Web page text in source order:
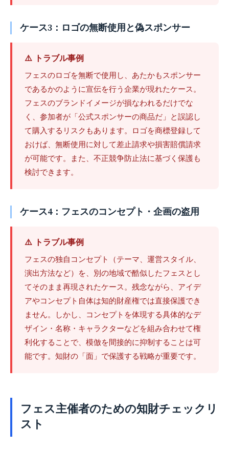
ケース3：ロゴの無断使用と偽スポンサー
⚠️ トラブル事例
フェスのロゴを無断で使用し、あたかもスポンサー
であるかのように宣伝を行う企業が現れたケース。
フェスのブランドイメージが損なわれるだけでな
く、参加者が「公式スポンサーの商品だ」と誤認し
て購入するリスクもあります。ロゴを商標登録して
おけば、無断使用に対して差止請求や損害賠償請求
が可能です。また、不正競争防止法に基づく保護も
検討できます。
ケース4：フェスのコンセプト・企画の盗用
⚠️ トラブル事例
フェスの独自コンセプト（テーマ、運営スタイル、
演出方法など）を、別の地域で酷似したフェスとし
てそのまま再現されたケース。残念ながら、アイデ
アやコンセプト自体は知的財産権では直接保護でき
ません。しかし、コンセプトを体現する具体的なデ
ザイン・名称・キャラクターなどを組み合わせて権
利化することで、模倣を間接的に抑制することは可
能です。知財の「面」で保護する戦略が重要です。
フェス主催者のための知財チェックリ
スト